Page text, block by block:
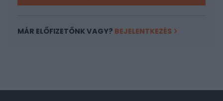
MÁR ELŐFIZETŐNK VAGY? BEJELENTKEZÉS